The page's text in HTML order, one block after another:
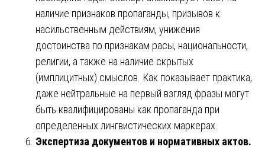
наличие признаков пропаганды, призывов к
насильственным действиям, унижения
достоинства по признакам расы, национальности,
религии, а также на наличие скрытых
(имплицитных) смыслов. Как показывает практика,
даже нейтральные на первый взгляд фразы могут
быть квалифицированы как пропаганда при
определенных лингвистических маркерах.
Экспертиза документов и нормативных актов.